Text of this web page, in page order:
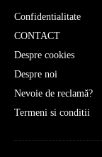
Confidentialitate
CONTACT
Despre cookies
Despre noi
Nevoie de reclamă?
Termeni si conditii